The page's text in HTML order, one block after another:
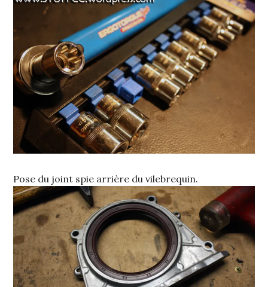
Pose du joint spie arrière du vilebrequin.